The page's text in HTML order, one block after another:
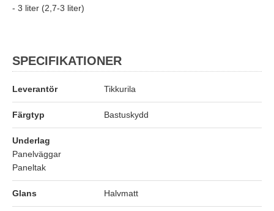
- 3 liter (2,7-3 liter)
SPECIFIKATIONER
Leverantör Tikkurila
Färgtyp Bastuskydd
Underlag
Panelväggar
Paneltak
Glans Halvmatt